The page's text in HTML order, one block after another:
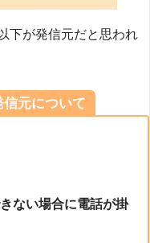
下が発信元だと思われ
元について
ない場合に電話が掛